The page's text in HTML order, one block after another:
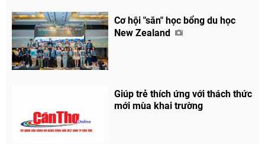
Cơ hội "săn" học bổng du học
New Zealand
Giúp trẻ thích ứng với thách thức
mới mùa khai trường